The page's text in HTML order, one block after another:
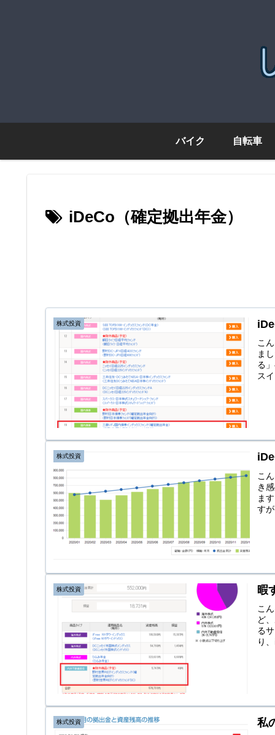
バイク 自転車
iDeCo（確定拠出年金）
株式投資
こ
ま
る
ス
株式投資
こ
き
ま
す
株式投資 暇
こ
ど
る
り
株式投資 私